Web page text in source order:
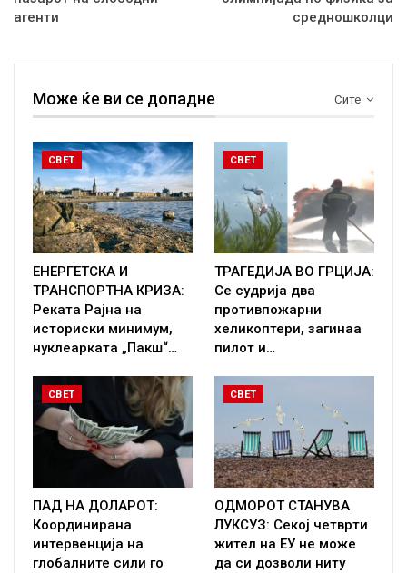
агенти
средношколци
Сите
Може ќе ви се допадне
СВЕТ
ЕНЕРГЕТСКА И
ТРАНСПОРТНА КРИЗА:
Реката Рајна на
историски минимум,
нуклеарката „Пакш“…
СВЕТ
ТРАГЕДИЈА ВО ГРЦИЈА:
Се судрија два
противпожарни
хеликоптери, загинаа
пилот и…
СВЕТ
ПАД НА ДОЛАРОТ:
Координирана
интервенција на
глобалните сили го
СВЕТ
ОДМОРОТ СТАНУВА
ЛУКСУЗ: Секој четврти
жител на ЕУ не може
да си дозволи ниту